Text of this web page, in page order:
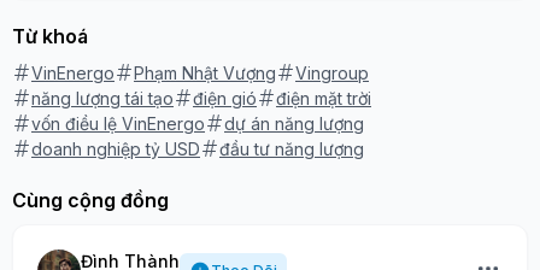
Từ khoá
VinEnergo Phạm Nhật Vượng
Vingroup
năng lượng tái tạo
điện gió
điện mặt trời
vốn điều lệ VinEnergo
dự án năng lượng
doanh nghiệp tỷ USD
đầu tư năng lượng
Cùng cộng đồng
Đình Thành